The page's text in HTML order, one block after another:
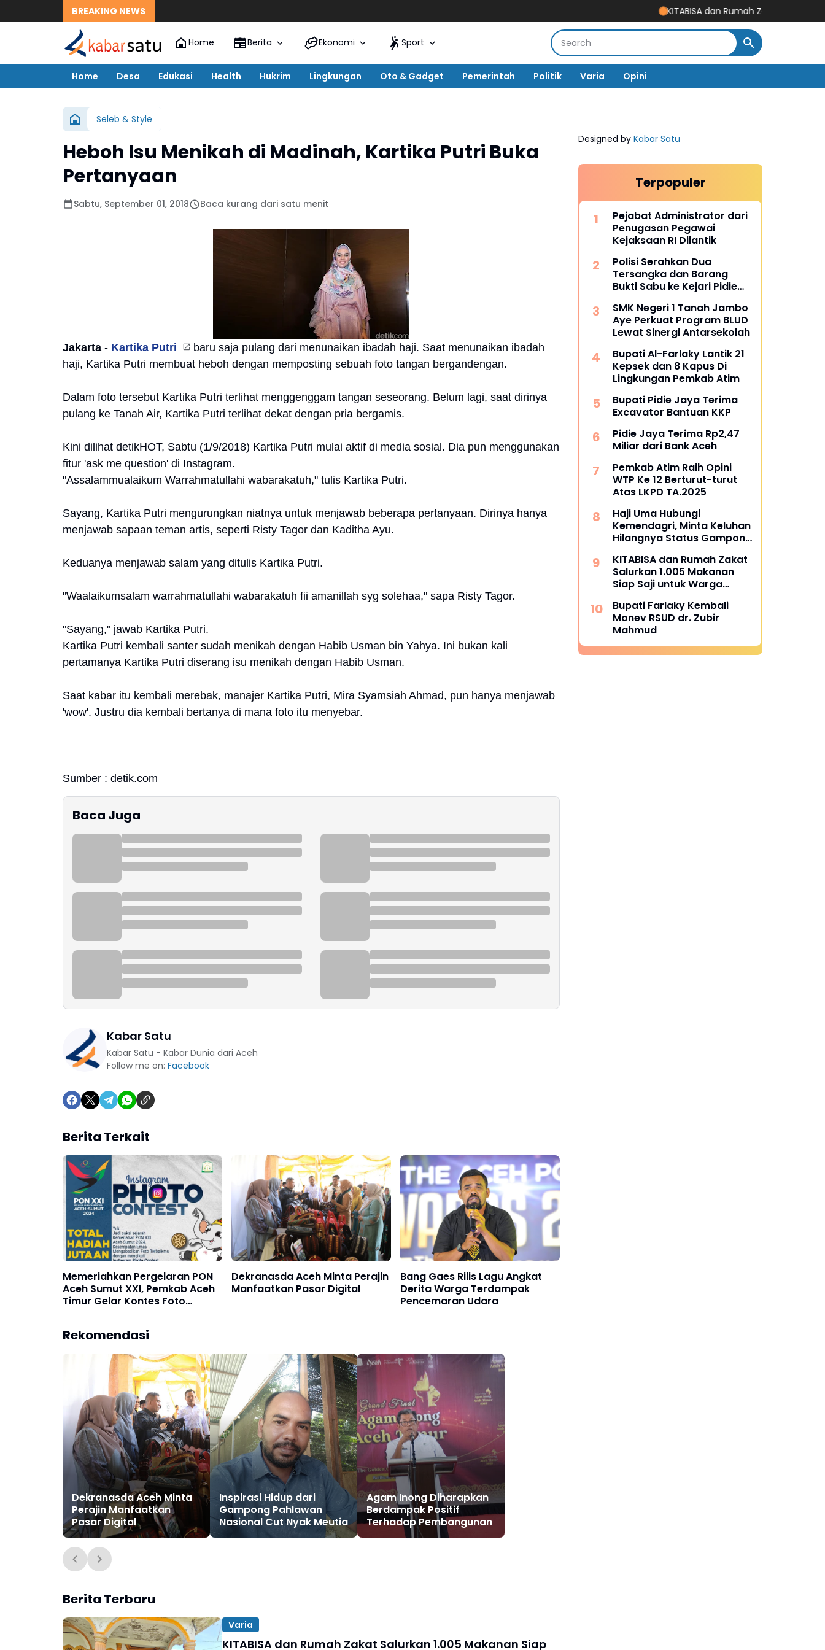
BREAKING NEWS KITABISA dan Rumah Zakat Salurkan 1.005
Home Berita Ekonomi Sport
Home Desa Edukasi Health Hukrim Lingkungan Oto & Gadget Pemerintah Politik Varia Opini
Seleb & Style
Heboh Isu Menikah di Madinah, Kartika Putri Buka
Pertanyaan
Sabtu, September 01, 2018 Baca kurang dari satu menit
Jakarta - Kartika Putri
baru saja pulang dari menunaikan ibadah haji. Saat menunaikan ibadah
haji, Kartika Putri membuat heboh dengan memposting sebuah foto tangan bergandengan.
Dalam foto tersebut Kartika Putri terlihat menggenggam tangan seseorang. Belum lagi, saat dirinya
pulang ke Tanah Air, Kartika Putri terlihat dekat dengan pria bergamis.
Kini dilihat detikHOT, Sabtu (1/9/2018) Kartika Putri mulai aktif di media sosial. Dia pun menggunakan
fitur 'ask me question' di Instagram.
"Assalammualaikum Warrahmatullahi wabarakatuh," tulis Kartika Putri.
Sayang, Kartika Putri mengurungkan niatnya untuk menjawab beberapa pertanyaan. Dirinya hanya
menjawab sapaan teman artis, seperti Risty Tagor dan Kaditha Ayu.
Keduanya menjawab salam yang ditulis Kartika Putri.
"Waalaikumsalam warrahmatullahi wabarakatuh fii amanillah syg solehaa," sapa Risty Tagor.
"Sayang," jawab Kartika Putri.
Kartika Putri kembali santer sudah menikah dengan Habib Usman bin Yahya. Ini bukan kali
pertamanya Kartika Putri diserang isu menikah dengan Habib Usman.
Saat kabar itu kembali merebak, manajer Kartika Putri, Mira Syamsiah Ahmad, pun hanya menjawab
'wow'. Justru dia kembali bertanya di mana foto itu menyebar.
Sumber : detik.com
Baca Juga
Kabar Satu
Kabar Satu - Kabar Dunia dari Aceh
Follow me on: Facebook
Berita Terkait
Memeriahkan Pergelaran PON
Aceh Sumut XXI, Pemkab Aceh
Timur Gelar Kontes Foto
Dekranasda Aceh Minta Perajin
Manfaatkan Pasar Digital
Bang Gaes Rilis Lagu Angkat
Derita Warga Terdampak
Pencemaran Udara
Rekomendasi
Dekranasda Aceh Minta
Perajin Manfaatkan
Pasar Digital
Inspirasi Hidup dari
Gampong Pahlawan
Nasional Cut Nyak Meutia
Agam Inong Diharapkan
Berdampak Positif
Terhadap Pembangunan
Berita Terbaru
Varia
KITABISA dan Rumah Zakat Salurkan 1.005 Makanan Siap
Designed by Kabar Satu
Terpopuler
Pejabat Administrator dari
Penugasan Pegawai
Kejaksaan RI Dilantik
Polisi Serahkan Dua
Tersangka dan Barang
Bukti Sabu ke Kejari Pidie
SMK Negeri 1 Tanah Jambo
Aye Perkuat Program BLUD
Lewat Sinergi Antarsekolah
Bupati Al-Farlaky Lantik 21
Kepsek dan 8 Kapus Di
Lingkungan Pemkab Atim
Bupati Pidie Jaya Terima
Excavator Bantuan KKP
Pidie Jaya Terima Rp2,47
Miliar dari Bank Aceh
Pemkab Atim Raih Opini
WTP Ke 12 Berturut-turut
Atas LKPD TA.2025
Haji Uma Hubungi
Kemendagri, Minta Keluhan
Hilangnya Status Gampong
Ditindaklanjuti
KITABISA dan Rumah Zakat
Salurkan 1.005 Makanan
Siap Saji untuk Warga
Bupati Farlaky Kembali
Monev RSUD dr. Zubir
Mahmud